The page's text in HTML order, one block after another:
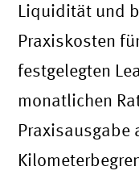
Liquidität und
Praxiskosten
festgelegten
monatlichen
Praxisausgabe